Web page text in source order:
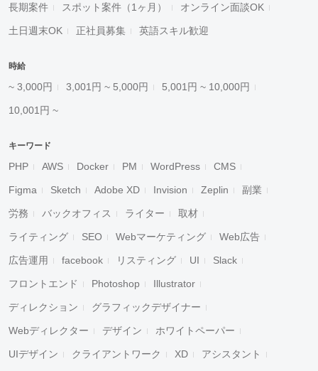
長期案件 スポット案件（1ヶ月） オンライン面談OK
土日週末OK 正社員募集 英語スキル歓迎
時給
~ 3,000円 3,001円 ~ 5,000円 5,001円 ~ 10,000円
10,001円 ~
キーワード
PHP AWS Docker PM WordPress CMS
Figma Sketch Adobe XD Invision Zeplin 副業
労務 バックオフィス ライター 取材
ライティング SEO Webマーケティング Web広告
広告運用 facebook リスティング UI Slack
フロントエンド Photoshop Illustrator
ディレクション グラフィックデザイナー
Webディレクター デザイン ホワイトペーパー
UIデザイン クライアントワーク XD アシスタント